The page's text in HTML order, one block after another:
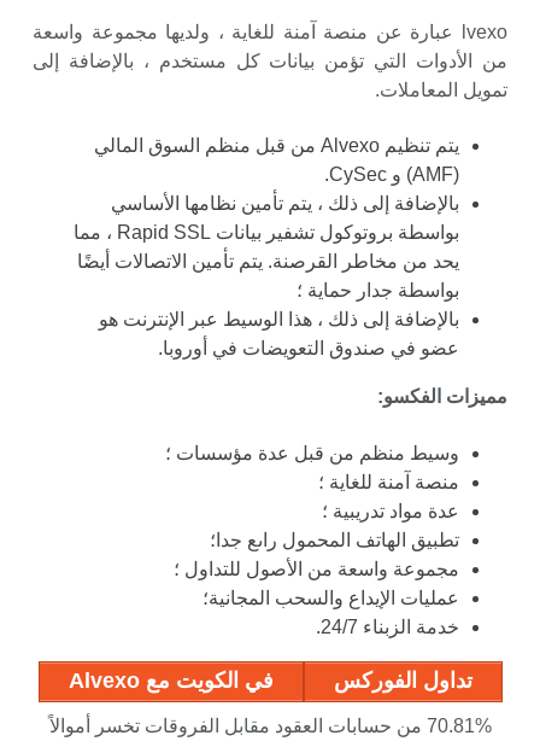
lvexo عبارة عن منصة آمنة للغاية ، ولديها مجموعة واسعة
من الأدوات التي تؤمن بيانات كل مستخدم ، بالإضافة إلى
تمويل المعاملات.
يتم تنظيم Alvexo من قبل منظم السوق المالي
(AMF) و CySec.
بالإضافة إلى ذلك ، يتم تأمين نظامها الأساسي
بواسطة بروتوكول تشفير بيانات Rapid SSL ، مما
يحد من مخاطر القرصنة. يتم تأمين الاتصالات أيضًا
بواسطة جدار حماية ؛
بالإضافة إلى ذلك ، هذا الوسيط عبر الإنترنت هو
عضو في صندوق التعويضات في أوروبا.
مميزات الفكسو:
وسيط منظم من قبل عدة مؤسسات ؛
منصة آمنة للغاية ؛
عدة مواد تدريبية ؛
تطبيق الهاتف المحمول راىع جدا؛
مجموعة واسعة من الأصول للتداول ؛
عمليات الإيداع والسحب المجانية؛
خدمة الزبناء 24/7.
تداول الفوركس في الكويت مع Alvexo
70.81% من حسابات العقود مقابل الفروقات تخسر أموالاً